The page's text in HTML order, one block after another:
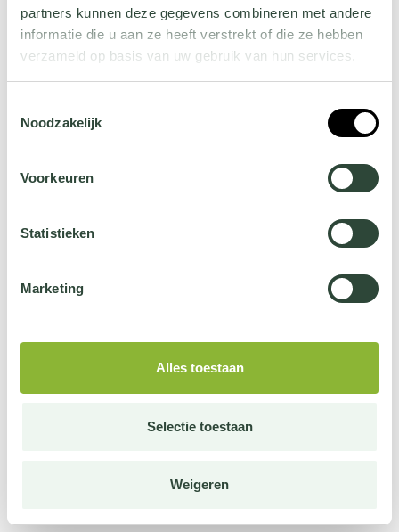
partners kunnen deze gegevens combineren met andere
informatie die u aan ze heeft verstrekt of die ze hebben
verzameld op basis van uw gebruik van hun services.
jehier.
Noodzakelijk
Voorkeuren
Statistieken
Marketing
Alles toestaan
Selectie toestaan
Weigeren